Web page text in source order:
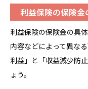
利益保険の保険金
利益保険の保険金の具
内容などによって異な
利益」と「収益減少防
ょう。